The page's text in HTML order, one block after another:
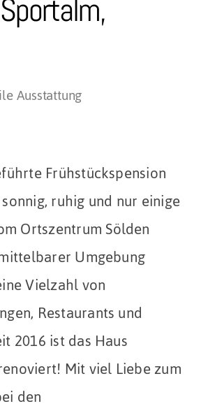
Ausstattung
Frühstückspension
ruhig und nur einige
Ortszentrum Sölden
Umgebung
Vielzahl von
Restaurants und
2016 ist das Haus
Mit viel Liebe zum
den